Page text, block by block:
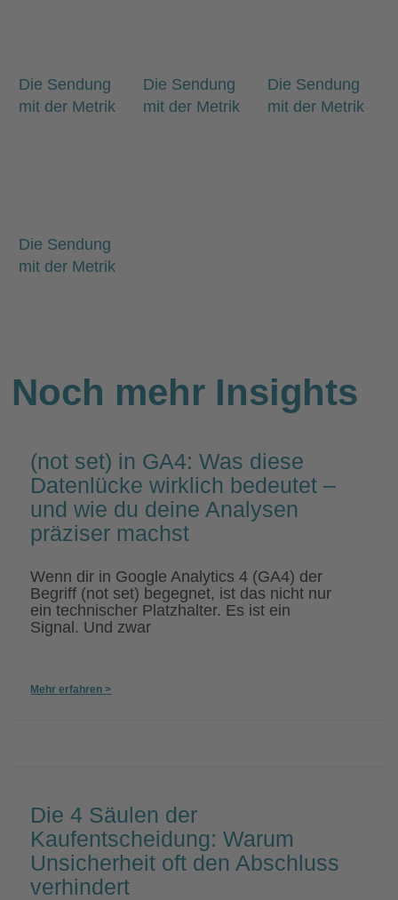
Die Sendung
mit der Metrik
Die Sendung
mit der Metrik
Die Sendung
mit der Metrik
Die Sendung
mit der Metrik
Wunschdenken
ist”
Noch mehr Insights
(not set) in GA4: Was diese
Datenlücke wirklich bedeutet –
und wie du deine Analysen
präziser machst
Wenn dir in Google Analytics 4 (GA4) der
Begriff (not set) begegnet, ist das nicht nur
ein technischer Platzhalter. Es ist ein
Signal. Und zwar
Mehr erfahren >
Die 4 Säulen der
Kaufentscheidung: Warum
Unsicherheit oft den Abschluss
verhindert